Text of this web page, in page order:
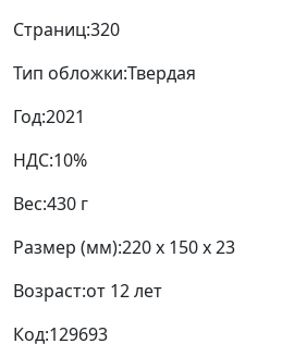
Страниц:320
Тип обложки:Твердая
Год:2021
НДС:10%
Вес:430 г
Размер (мм):220 x 150 x 23
Возраст:от 12 лет
Код:129693